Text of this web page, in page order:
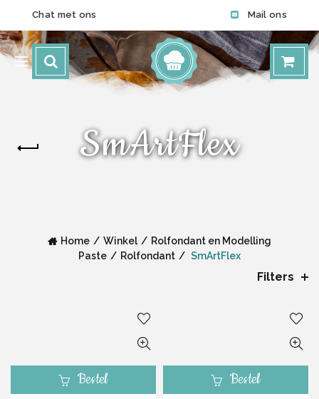
Chat met ons Mail ons
SmArtFlex
Home Winkel
Rolfondant en Modelling
Paste
Rolfondant SmArtFlex
Filters
Bestel Bestel